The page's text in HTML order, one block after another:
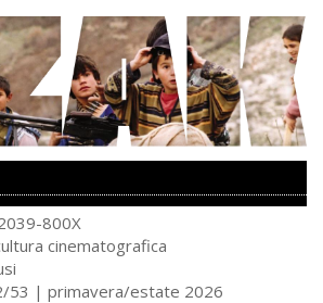
800X
cinematografica
53 | primavera/estate 2026